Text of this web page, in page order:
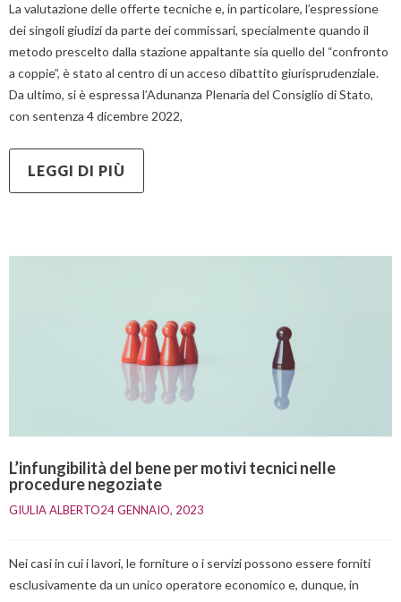
La valutazione delle offerte tecniche e, in particolare, l’espressione
dei singoli giudizi da parte dei commissari, specialmente quando il
metodo prescelto dalla stazione appaltante sia quello del “confronto
a coppie”, è stato al centro di un acceso dibattito giurisprudenziale.
Da ultimo, si è espressa l’Adunanza Plenaria del Consiglio di Stato,
con sentenza 4 dicembre 2022,
LEGGI DI PIÙ
L’infungibilità del bene per motivi tecnici nelle
procedure negoziate
GIULIA ALBERTO24 GENNAIO, 2023
Nei casi in cui i lavori, le forniture o i servizi possono essere forniti
esclusivamente da un unico operatore economico e, dunque, in